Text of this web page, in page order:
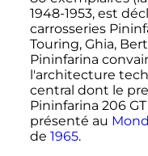
1948-1953, est
carrosseries
Touring, Ghia,
Pininfarina
l'architecture
central dont le
Pininfarina 206
présenté au
de 1965.